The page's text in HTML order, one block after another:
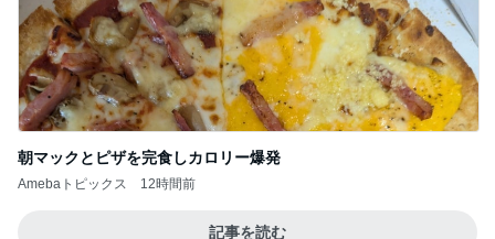
朝マックとピザを完食しカロリー爆発
Amebaトピックス 12時間前
記事を読む
Amebaトピックス 1日前